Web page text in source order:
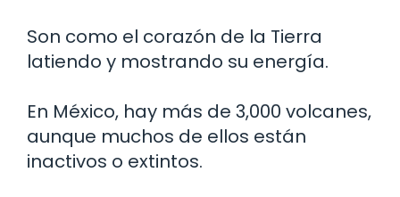
Son como el corazón de la Tierra
latiendo y mostrando su energía.
En México, hay más de 3,000 volcanes,
aunque muchos de ellos están
inactivos o extintos.